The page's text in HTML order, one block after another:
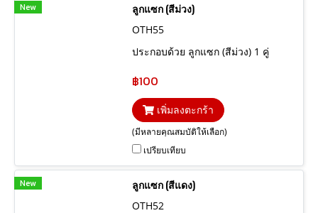
New
ลูกแซก (สีม่วง)
OTH55
ประกอบด้วย ลูกแซก (สีม่วง) 1 คู่
฿100
เพิ่มลงตะกร้า
(มีหลายคุณสมบัติให้เลือก)
เปรียบเทียบ
New
ลูกแซก (สีแดง)
OTH52